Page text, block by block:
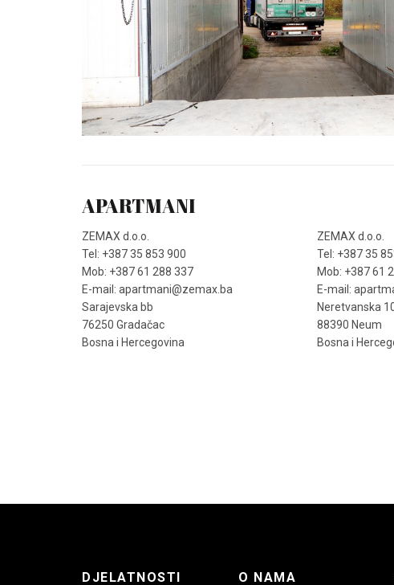
APARTMANI
ZEMAX d.o.o.
Tel: +387 35 853 900
Mob: +387 61 288 337
E-mail: apartmani@zemax.ba
Sarajevska bb
76250 Gradačac
Bosna i Hercegovina
ZEMAX d.o.o.
Tel: +387 35
Mob: +387 61
E-mail:
Neretvanska
88390 Neum
Bosna i
DJELATNOSTI O NAMA